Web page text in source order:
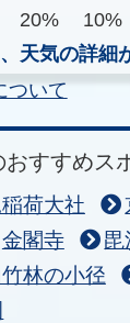
20% 10%
天気の詳細
ついて
すすめス
荷大社
金閣寺
毘
林の小径